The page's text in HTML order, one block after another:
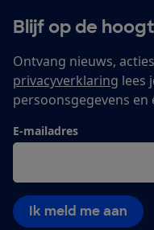
Blijf op de
Ontvang nieuws,
privacyverklaring lees
persoonsgegevens
E-mailadres
Ik meld me aan